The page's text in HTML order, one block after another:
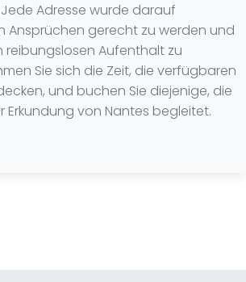
Adresse wurde darauf
Ansprüchen gerecht zu werden und
reibungslosen Aufenthalt zu
Sie sich die Zeit, die verfügbaren
und buchen Sie diejenige, die
Erkundung von Nantes begleitet.